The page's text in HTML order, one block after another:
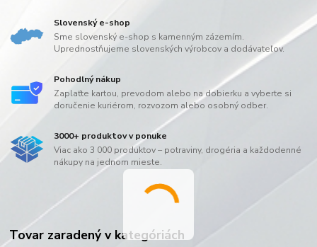
Slovenský e-shop
Sme slovenský e-shop s kamenným zázemím.
Uprednostňujeme slovenských výrobcov a dodávateľov.
Pohodlný nákup
Zaplaťte kartou, prevodom alebo na dobierku a vyberte si
doručenie kuriérom, rozvozom alebo osobný odber.
3000+ produktov v ponuke
Viac ako 3 000 produktov – potraviny, drogéria a každodenné
nákupy na jednom mieste.
Tovar zaradený v kategóriách